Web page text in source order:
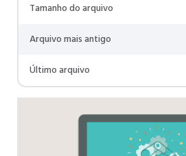
Tamanho do arquivo
Arquivo mais antigo
Último arquivo